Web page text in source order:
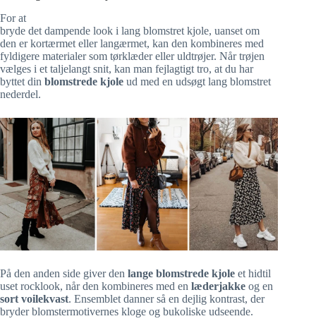
For at
bryde det dampende look i lang blomstret kjole, uanset om
den er kortærmet eller langærmet, kan den kombineres med
fyldigere materialer som tørklæder eller uldtrøjer. Når trøjen
vælges i et taljelangt snit, kan man fejlagtigt tro, at du har
byttet din blomstrede kjole ud med en udsøgt lang blomstret
nederdel.
På den anden side giver den lange blomstrede kjole et hidtil
uset rocklook, når den kombineres med en læderjakke og en
sort voilekvast. Ensemblet danner så en dejlig kontrast, der
bryder blomstermotivernes kloge og bukoliske udseende.